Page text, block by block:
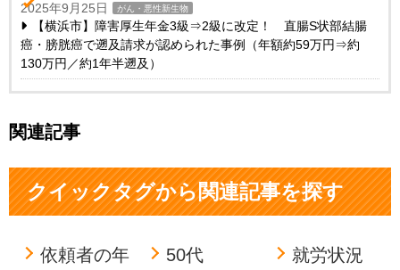
2025年9月25日 がん・悪性新生物
【横浜市】障害厚生年金3級⇒2級に改定！ 直腸S状部結腸
癌・膀胱癌で遡及請求が認められた事例（年額約59万円⇒約
130万円／約1年半遡及）
関連記事
クイックタグから関連記事を探す
依頼者の年
50代
就労状況